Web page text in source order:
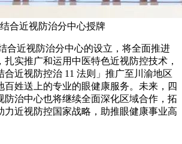
合近视防治分中心授牌
合近视防治分中心的设立，将全面推进
实推广和运用中医特色近视防控技术，
合近视防控治 11 法则」推广至川渝地区
百姓送上的专业的眼健康服务。未来，四
防治中心也将继续全面深化区域合作，拓
力近视防控国家战略，助推眼健康事业高